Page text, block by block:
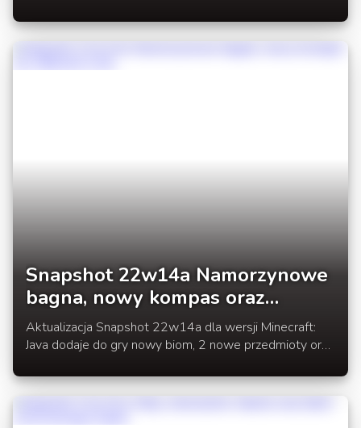
oraz poprawiono błędy.
Snapshot 22w14a Namorzynowe
bagna, nowy kompas oraz
odłamek echa
Aktualizacja Snapshot 22w14a dla wersji Minecraft:
Java dodaje do gry nowy biom, 2 nowe przedmioty oraz